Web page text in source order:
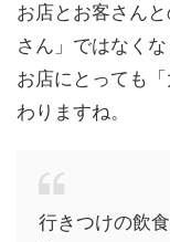
お店とお客さん
さん」ではなくな
お店にとっても
わりますね。
行きつけの飲